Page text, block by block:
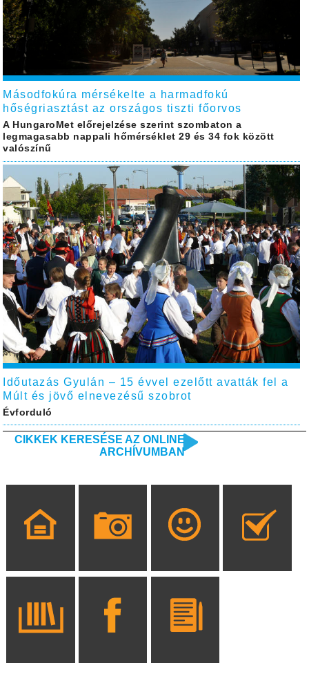
Másodfokúra mérsékelte a harmadfokú
hőségriasztást az országos tiszti főorvos
A HungaroMet előrejelzése szerint szombaton a
legmagasabb nappali hőmérséklet 29 és 34 fok között
valószínű
Időutazás Gyulán – 15 évvel ezelőtt avatták fel a
Múlt és jövő elnevezésű szobrot
Évforduló
CIKKEK KERESÉSE AZ ONLINE
ARCHÍVUMBAN